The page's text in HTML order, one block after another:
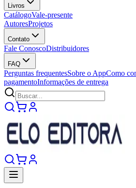
Livros
CatálogoVale-presente
AutoresProjetos
Contato
Fale ConoscoDistribuidores
FAQ
Perguntas frequentesSobre o AppComo
pagamentoInformações de entrega